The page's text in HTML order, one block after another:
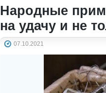
Народные
на удачу и не
07.10.2021